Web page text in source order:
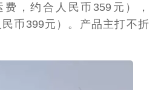
费，约合人民币359元），
币399元）。产品主打不折